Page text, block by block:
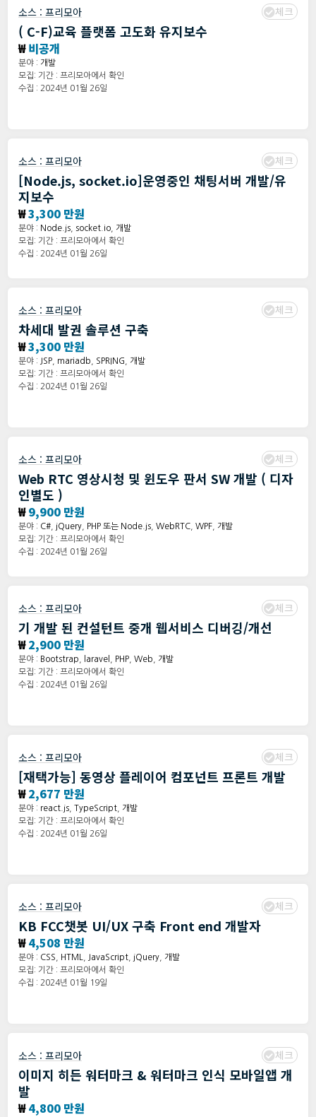
소스 : 프리모아 체크
( C-F)교육 플랫폼 고도화 유지보수
₩비공개
분야 : 개발
모집: 기간 : 프리모아에서 확인
수집 : 2024년 01월 26일
소스 : 프리모아 체크
[Node.js, socket.io]운영중인 채팅서버 개발/유
지보수
₩3,300 만원
분야 : Node.js socket.io
개발
모집: 기간 : 프리모아에서 확인
수집 : 2024년 01월 26일
소스 : 프리모아 체크
차세대 발권 솔루션 구축
₩3,300 만원
분야 : JSP mariadb SPRING
개발
모집: 기간 : 프리모아에서 확인
수집 : 2024년 01월 26일
소스 : 프리모아 체크
Web RTC 영상시청 및 윈도우 판서 SW 개발 ( 디자
인별도 )
₩9,900 만원
분야 : C# jQuery PHP 또는 Node.js WebRTC WPF
개발
모집: 기간 : 프리모아에서 확인
수집 : 2024년 01월 26일
소스 : 프리모아 체크
기 개발 된 컨설턴트 중개 웹서비스 디버깅/개선
₩2,900 만원
분야 : Bootstrap laravel PHP Web
개발
모집: 기간 : 프리모아에서 확인
수집 : 2024년 01월 26일
소스 : 프리모아 체크
[재택가능] 동영상 플레이어 컴포넌트 프론트 개발
₩2,677 만원
분야 : react.js TypeScript
개발
모집: 기간 : 프리모아에서 확인
수집 : 2024년 01월 26일
소스 : 프리모아 체크
KB FCC챗봇 UI/UX 구축 Front end 개발자
₩4,508 만원
분야 : CSS HTML JavaScript jQuery
개발
모집: 기간 : 프리모아에서 확인
수집 : 2024년 01월 19일
소스 : 프리모아 체크
이미지 히든 워터마크 & 워터마크 인식 모바일앱 개
발
₩4,800 만원